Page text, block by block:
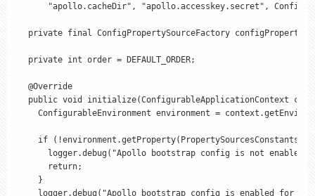
"apollo.cacheDir", "apollo.accesskey.secret",
private final ConfigPropertySourceFactory
  private int order = DEFAULT_ORDER;
  @Override
public void initialize(ConfigurableApplicationContext
ConfigurableEnvironment environment =
if
logger.debug("Apollo bootstrap config is not enabled
      return;
    }
logger.debug("Apollo bootstrap config is enabled for